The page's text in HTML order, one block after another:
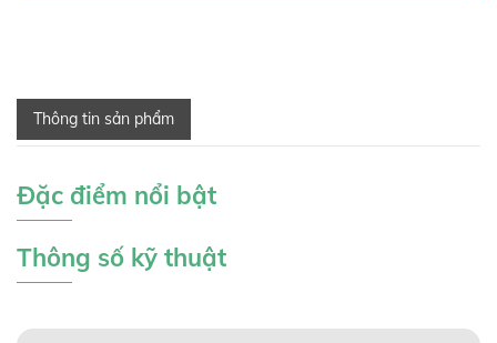
Thông tin sản phẩm
Đặc điểm nổi bật
Thông số kỹ thuật